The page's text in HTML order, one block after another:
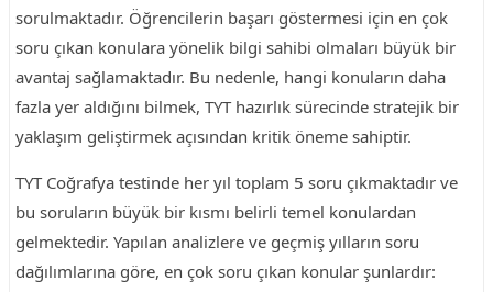
sorulmaktadır. Öğrencilerin başarı göstermesi için en çok
soru çıkan konulara yönelik bilgi sahibi olmaları büyük bir
avantaj sağlamaktadır. Bu nedenle, hangi konuların daha
fazla yer aldığını bilmek, TYT hazırlık sürecinde stratejik bir
yaklaşım geliştirmek açısından kritik öneme sahiptir.
TYT Coğrafya testinde her yıl toplam 5 soru çıkmaktadır ve
bu soruların büyük bir kısmı belirli temel konulardan
gelmektedir. Yapılan analizlere ve geçmiş yılların soru
dağılımlarına göre, en çok soru çıkan konular şunlardır: